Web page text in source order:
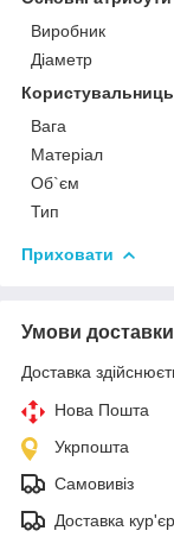
Виробник
Діаметр
Вага
Матеріал
Об`єм
Тип
Приховати
Умови доставки
Доставка
Нова Пошта
Укрпошта
Самовивіз
Доставка